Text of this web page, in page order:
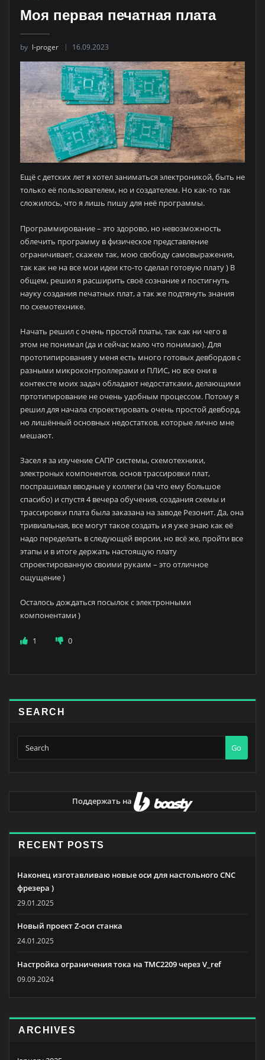
Моя первая печатная плата
by l-proger 16.09.2023
Ещё с детских лет я хотел заниматься электроникой, быть не
только её пользователем, но и создателем. Но как-то так
сложилось, что я лишь пишу для неё программы.
Программирование – это здорово, но невозможность
облечить программу в физическое представление
ограничивает, скажем так, мою свободу самовыражения,
так как не на все мои идеи кто-то сделал готовую плату ) В
общем, решил я расширить своё сознание и постигнуть
науку создания печатных плат, а так же подтянуть знания
по схемотехнике.
Начать решил с очень простой платы, так как ни чего в
этом не понимал (да и сейчас мало что понимаю). Для
прототипирования у меня есть много готовых девбордов с
разными микроконтроллерами и ПЛИС, но все они в
контексте моих задач обладают недостатками, делающими
пртотипирование не очень удобным процессом. Потому я
решил для начала спроектировать очень простой девборд,
но лишённый основных недостатков, которые лично мне
мешают.
Засел я за изучение САПР системы, схемотехники,
электроных компонентов, основ трассировки плат,
поспрашивал вводные у коллеги (за что ему большое
спасибо) и спустя 4 вечера обучения, создания схемы и
трассировки плата была заказана на заводе Резонит. Да, она
тривиальная, все могут такое создать и я уже знаю как её
надо переделать в следующей версии, но всё же, пройти все
этапы и в итоге держать настоящую плату
спроектированную своими рукаим – это отличное
ощущение )
Осталось дождаться посылок с электронными
компонентами )
1 0
SEARCH
Go
Поддержать на
RECENT POSTS
Наконец изготавливаю новые оси для настольного CNC
фрезера )
29.01.2025
Новый проект Z-оси станка
24.01.2025
Настройка ограничения тока на TMC2209 через V_ref
09.09.2024
ARCHIVES